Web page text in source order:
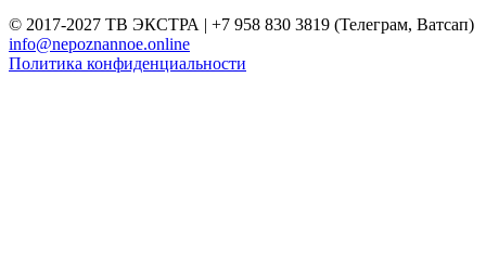
© 2017-2027 ТВ ЭКСТРА | +7 958 830 3819 (Телеграм, Ватсап)
info@nepoznannoe.online
Политика конфиденциальности